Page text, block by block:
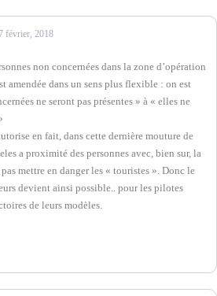
février, 2018
non concernées dans la zone d’opération
amendée dans un sens plus flexible : on est
ne seront pas présentes » à « elles ne
en fait, dans cette dernière mouture de
a proximité des personnes avec, bien sur, la
mettre en danger les « touristes ». Donc le
devient ainsi possible.. pour les pilotes
de leurs modèles.